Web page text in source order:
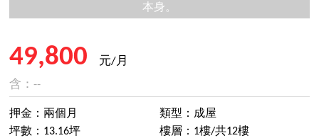
本身。
49,800
元/月
含：--
押金：兩個月
坪數：13.16坪
類型：成屋
樓層：1樓/共12樓